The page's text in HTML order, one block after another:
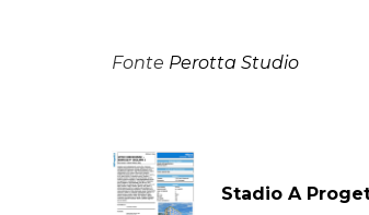
Fonte Perotta Studio
Stadio A